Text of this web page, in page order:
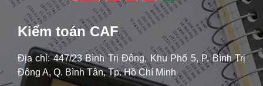
Kiểm toán CAF
Địa chỉ: 447/23 Bình Trị Đông, Khu Phố 5, P. Bình Trị
Đông A, Q. Bình Tân, Tp. Hồ Chí Minh